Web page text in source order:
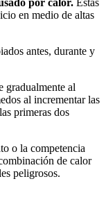
en medio de altas
antes, durante y
gradualmente al
al incrementar las
primeras dos
o la competencia
de calor
peligrosos.